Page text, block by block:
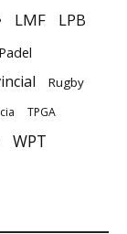
LMF LPB
Rugby
TPGA
WPT